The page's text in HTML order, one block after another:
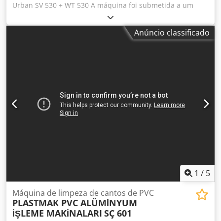
Urban SV 530 + WT 530 A máquina foi submetida a um
serviço mecânico profissional. Pronta a utilizar. Codpfjnzh
Abox Ab Rjrf Enviarei um vídeo da máquina em
Anúncio classificado
1 / 5
Máquina de limpeza de cantos de PVC
PLASTMAK PVC ALÜMİNYUM
İŞLEME MAKİNALARI SÇ 601